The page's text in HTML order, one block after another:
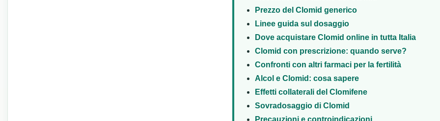
Prezzo del Clomid generico
Linee guida sul dosaggio
Dove acquistare Clomid online in tutta Italia
Clomid con prescrizione: quando serve?
Confronti con altri farmaci per la fertilità
Alcol e Clomid: cosa sapere
Effetti collaterali del Clomifene
Sovradosaggio di Clomid